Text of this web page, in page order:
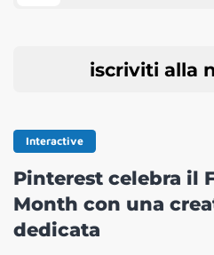
iscriviti alla
Interactive
Pinterest celebra il
Month con una
dedicata